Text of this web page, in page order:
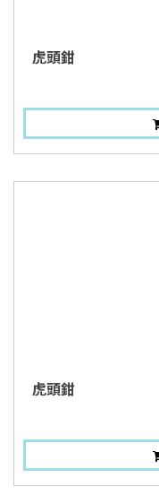
虎頭鉗
虎頭鉗